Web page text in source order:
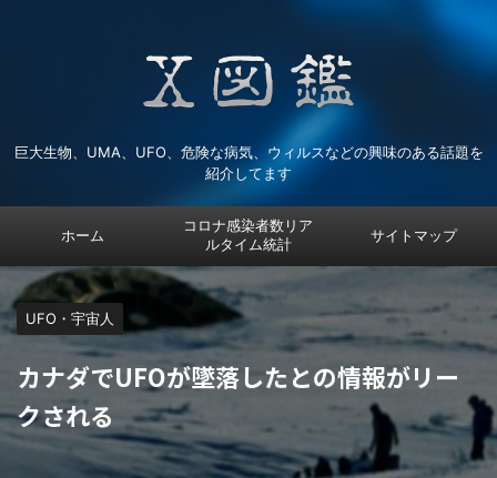
巨大生物、UMA、UFO、危険な病気、ウィルスなどの興味のある話題を
紹介してます
ホーム
コロナ感染者数リア
ルタイム統計
サイトマップ
UFO・宇宙人
カナダでUFOが墜落したとの情報がリー
クされる